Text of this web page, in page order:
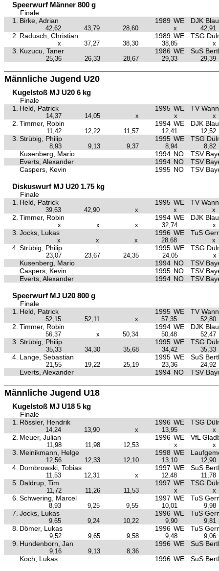
Speerwurf Männer 800 g
Finale
1.
Birke, Adrian 1989 WE DJK
42,62 43,79 28,60 x 42,91
2. Radusch, Christian 1989 WE TSG
x 37,27 38,30 38,85 x
3. Kuzucu, Taner 1986 WE SuS
25,36 26,33 28,67 29,33 29,39
Männliche Jugend U20
Kugelstoß MJ U20 6 kg
Finale
1.
Held, Patrick 1995 WE TV
14,37 14,05 x x x
2. Timmer, Robin 1994 WE DJK
11,42 12,22 11,57 12,41 12,52
3. Strübig, Philip 1995 WE TSG
8,93 9,13 9,37 8,94 8,82
Kusenberg, Mario 1994 NO
TSV
Everts, Alexander
1994 NO
TSV
Caspers, Kevin
1995 NO TSV
Diskuswurf MJ U20 1.75 kg
Finale
1.
Held, Patrick 1995 WE TV
39,63 42,90 x x x
2. Timmer, Robin 1994 WE DJK
x x x 32,74 x
3. Jocks, Lukas 1996 WE TuS
x x x 28,68 x
4. Strübig, Philip 1995 WE TSG
23,07 23,67 24,35 24,05 x
Kusenberg, Mario 1994 NO
TSV
Caspers, Kevin
1995 NO
TSV
Everts, Alexander
1994 NO TSV
Speerwurf MJ U20 800 g
Finale
1.
Held, Patrick 1995 WE TV
52,15 52,11 x 57,35 52,80
2. Timmer, Robin 1994 WE DJK
56,37 x 50,34 50,48 52,47
3. Strübig, Philip 1995 WE TSG
35,33 34,30 35,68 34,42 35,33
4. Lange, Sebastian 1995 WE SuS
21,55 19,22 25,19 23,36 24,92
Everts, Alexander 1994 NO TSV
Männliche Jugend U18
Kugelstoß MJ U18 5 kg
Finale
1.
Rössler, Hendrik 1996 WE TSG
14,24 13,90 x 13,95 x
2. Meuer, Julian 1996 WE VfL
11,98 11,98 12,53 x x
3. Meinikmann, Helge 1998 WE
12,56 12,33 12,10 13,10 12,90
4. Dombrowski, Tobias 1997 WE SuS
11,53 12,31 x 12,48 11,78
5. Daldrup, Tim 1997 WE TSG
11,72 11,26 11,53 x x
6. Schwering, Marcel 1997 WE TuS
8,93 9,25 9,55 10,01 9,98
7. Jocks, Lukas 1996 WE TuS
9,65 9,24 10,22 9,90 9,81
8. Dömer, Lukas 1996 WE TuS
9,52 9,65 9,58 9,48 9,06
9. Hundenborn, Jan 1996 WE SuS
9,16 9,13 8,36
Koch, Lukas 1996 WE SuS